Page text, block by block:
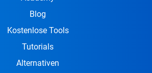
Blog
Kostenlose Tools
Tutorials
Alternativen